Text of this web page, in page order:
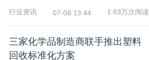
行业资讯 07-08 13:44 1.63万次阅读
三家化学品制造商联手推出塑料
回收标准化方案